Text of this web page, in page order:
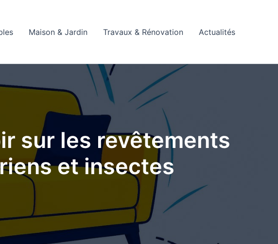
Maison & Jardin Travaux & Rénovation Actualités
sur les revêtements
et insectes